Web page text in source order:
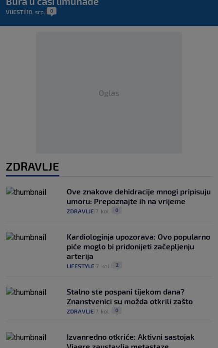
VIJESTI 18. srp. 0
Oglas
ZDRAVLJE
Ove znakove dehidracije mnogi pripisuju
umoru: Prepoznajte ih na vrijeme
ZDRAVLJE 7. kol. 0
Kardiologinja upozorava: Ovo popularno
piće moglo bi pridonijeti začepljenju
arterija
LIFESTYLE 7. kol. 2
Stalno ste pospani tijekom dana?
Znanstvenici su možda otkrili zašto
ZDRAVLJE 7. kol. 0
Izvanredno otkriće: Aktivni sastojak
Viagre zaustavlja metastaze